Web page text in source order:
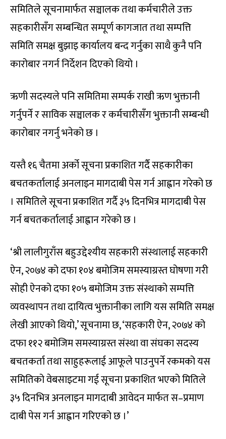
समितिले सूचनामार्फत सञ्चालक तथा कर्मचारीले उक्त
सहकारीसँग सम्बन्धित सम्पूर्ण कागजात तथा सम्पत्ति
समिति समक्ष बुझाइ कार्यालय बन्द गर्नुका साथै कुनै पनि
कारोबार नगर्न निर्देशन दिएको थियो ।
ऋणी सदस्यले पनि समितिमा सम्पर्क राखी ऋण भुक्तानी
गर्नुपर्ने र साविक सञ्चालक र कर्मचारीसँग भुक्तानी सम्बन्धी
कारोबार नगर्नु भनेको छ ।
यस्तै १६ चैतमा अर्को सूचना प्रकाशित गर्दै सहकारीका
बचतकर्तालाई अनलाइन मागदाबी पेस गर्न आह्वान गरेको छ
। समितिले सूचना प्रकाशित गर्दै ३५ दिनभित्र मागदाबी पेस
गर्न बचतकर्तालाई आह्वान गरेको छ ।
‘श्री लालीगुराँस बहुउद्देश्यीय सहकारी संस्थालाई सहकारी
ऐन, २०७४ को दफा १०४ बमोजिम समस्याग्रस्त घोषणा गरी
सोही ऐनको दफा १०५ बमोजिम उक्त संस्थाको सम्पत्ति
व्यवस्थापन तथा दायित्व भुक्तानीका लागि यस समिति समक्ष
लेखी आएको थियो,’ सूचनामा छ, ‘सहकारी ऐन, २०७४ को
दफा ११२ बमोजिम समस्याग्रस्त संस्था वा संघका सदस्य
बचतकर्ता तथा साहुहरूलाई आफूले पाउनुपर्ने रकमको यस
समितिको वेबसाइटमा गई सूचना प्रकाशित भएको मितिले
३५ दिनभित्र अनलाइन मागदाबी आवेदन मार्फत स–प्रमाण
दाबी पेस गर्न आह्वान गरिएको छ ।’